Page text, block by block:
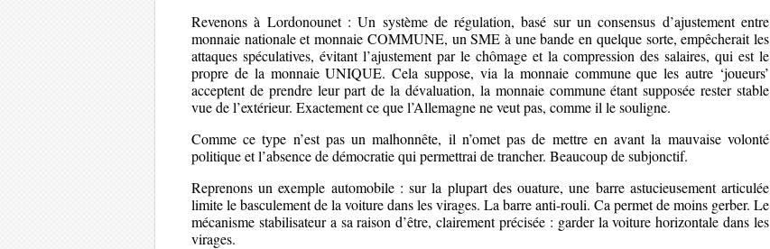
Revenons à Lordonounet : Un système de régulation, basé sur un consensus d’ajustement entre
monnaie nationale et monnaie COMMUNE, un SME à une bande en quelque sorte, empêcherait les
attaques spéculatives, évitant l’ajustement par le chômage et la compression des salaires, qui est le
propre de la monnaie UNIQUE. Cela suppose, via la monnaie commune que les autre ‘joueurs’
acceptent de prendre leur part de la dévaluation, la monnaie commune étant supposée rester stable
vue de l’extérieur. Exactement ce que l’Allemagne ne veut pas, comme il le souligne.
Comme ce type n’est pas un malhonnête, il n’omet pas de mettre en avant la mauvaise volonté
politique et l’absence de démocratie qui permettrai de trancher. Beaucoup de subjonctif.
Reprenons un exemple automobile : sur la plupart des ouature, une barre astucieusement articulée
limite le basculement de la voiture dans les virages. La barre anti-rouli. Ca permet de moins gerber. Le
mécanisme stabilisateur a sa raison d’être, clairement précisée : garder la voiture horizontale dans les
virages.